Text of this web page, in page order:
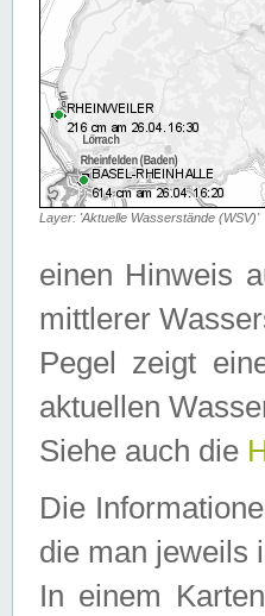
Layer: 'Aktuelle Wasserstände (WSV)'
einen Hinweis
mittlerer
Pegel zeigt
aktuellen
Siehe auch die
Die
die man jeweils
In einem